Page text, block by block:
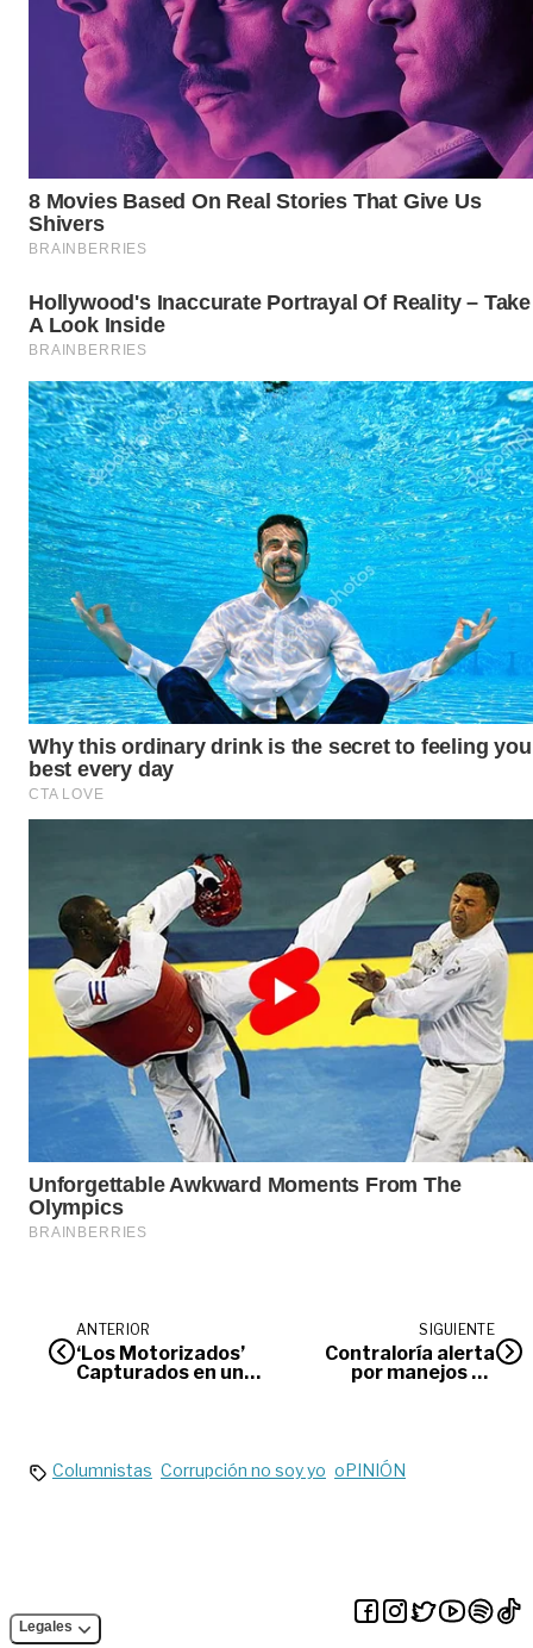
ANTERIOR
‘Los Motorizados’
Capturados en un
SIGUIENTE
Contraloría alerta
por manejos de
Columnistas Corrupción no soy yo oPINIÓN
Legales